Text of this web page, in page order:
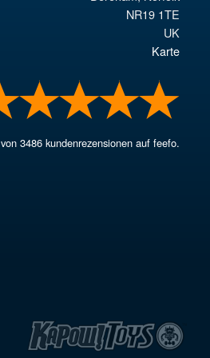
NR19 1TE
UK
Karte
von3486 kundenrezensionen auf feefo.